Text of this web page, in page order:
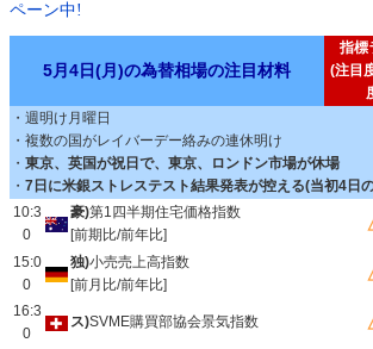
ペーン中!
5月4日(月)の為替相場の注目材料
指標
(注目
・週明け月曜日
・複数の国がレイバーデー絡みの連休明け
・ 東京、英国が祝日で、東京、ロンドン市場が休場
・ 7日に米銀ストレステスト結果発表が控える(当初4日
10:3
0
豪)第1四半期住宅価格指数
[前期比/前年比]
15:0
0
独)小売売上高指数
[前月比/前年比]
16:3
0
ス)SVME購買部協会景気指数